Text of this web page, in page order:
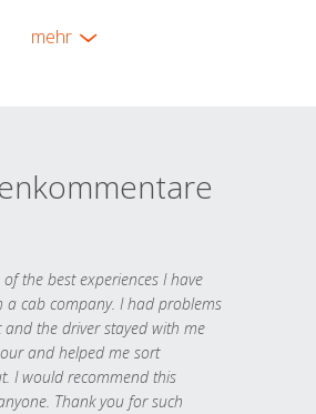
mehr
the best experiences I have
a cab company. I had problems
the driver stayed with me
and helped me sort
I would recommend this
Thank you for such